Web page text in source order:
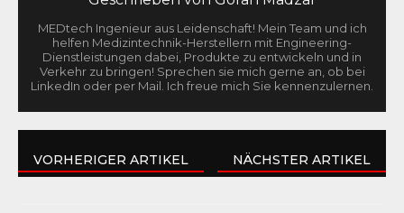
MEDtech Ingenieur aus Leidenschaft! Mein Team und ich
helfen Medizintechnik-Herstellern mit Engineering-
Dienstleistungen dabei, Produkte zu entwickeln und in
Verkehr zu bringen! Sprechen sie mich gerne an, ob bei
LinkedIn oder per Mail. Ich freue mich Sie kennenzulernen.
VORHERIGER ARTIKEL NÄCHSTER ARTIKEL